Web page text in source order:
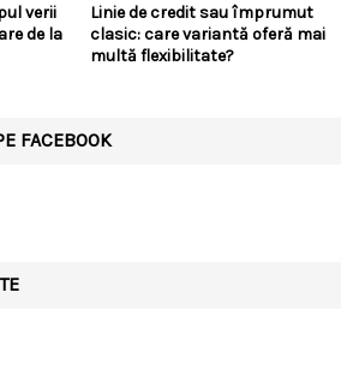
verii
de la
Linie de credit sau împrumut
clasic: care variantă oferă mai
multă flexibilitate?
FACEBOOK